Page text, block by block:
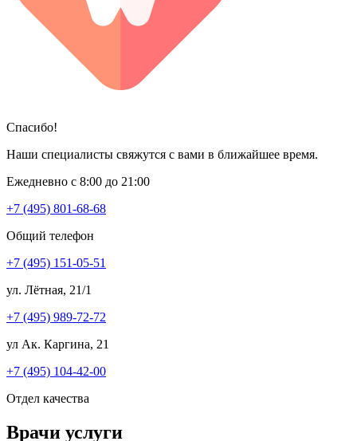
Спасибо!
Наши специалисты свяжутся с вами в ближайшее время.
Ежедневно с 8:00 до 21:00
+7 (495) 801-68-68
Общий телефон
+7 (495) 151-05-51
ул. Лётная, 21/1
+7 (495) 989-72-72
ул Ак. Каргина, 21
+7 (495) 104-42-00
Отдел качества
Врачи услуги